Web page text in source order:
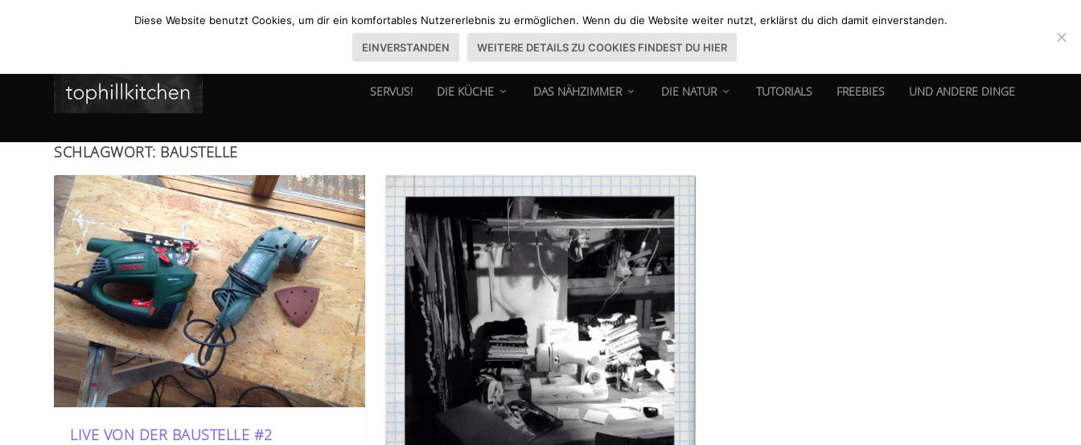
SERVUS! DIE KÜCHE DAS NÄHZIMMER DIE NATUR TUTORIALS FREEBIES UND ANDERE DINGE
SCHLAGWORT: BAUSTELLE
LIVE VON DER BAUSTELLE #2
Diese Website benutzt Cookies, um dir ein komfortables Nutzererlebnis zu ermöglichen. Wenn du die Website weiter nutzt, erklärst du dich damit einverstanden.
EINVERSTANDEN WEITERE DETAILS ZU COOKIES FINDEST DU HIER